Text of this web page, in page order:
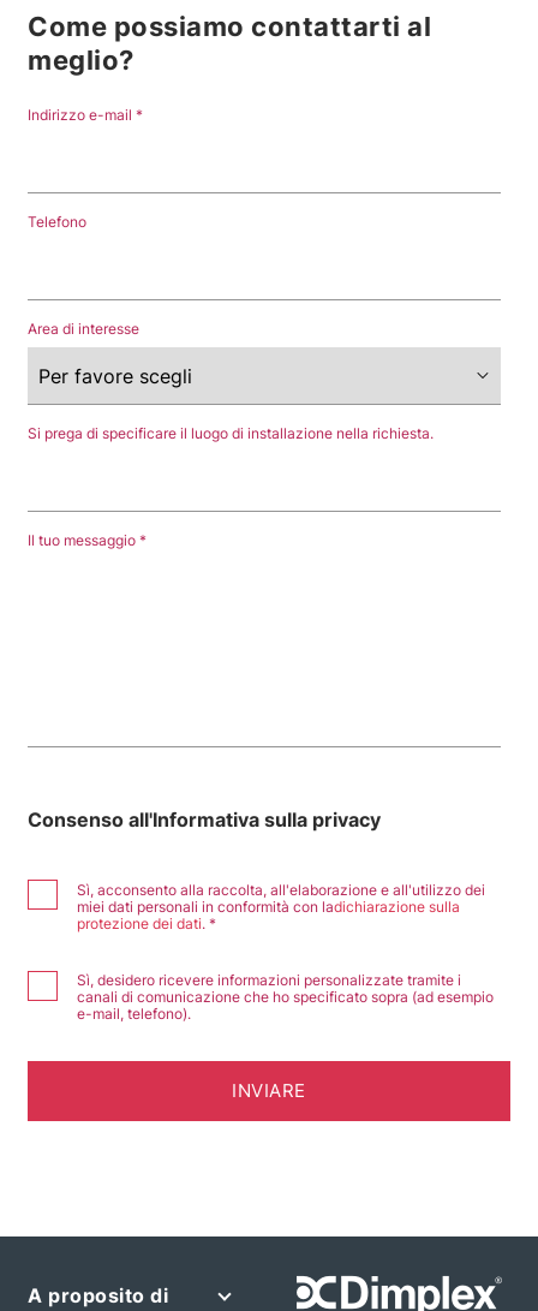
Come possiamo contattarti al
meglio?
Indirizzo e-mail
Telefono
Area di interesse
Si prega di specificare il luogo di installazione nella richiesta.
Il tuo messaggio
Consenso all'Informativa sulla privacy
Sì, acconsento alla raccolta, all'elaborazione e all'utilizzo dei
miei dati personali in conformità con ladichiarazione sulla
protezione dei dati.
Sì, desidero ricevere informazioni personalizzate tramite i
canali di comunicazione che ho specificato sopra (ad esempio
e-mail, telefono).
A proposito di